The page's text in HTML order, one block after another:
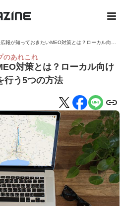
のあれこれ
対策とは？ローカル向け
行う5つの方法